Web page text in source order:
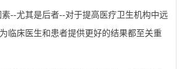
尤其是后者--对于提高医疗卫生机构中远
临床医生和患者提供更好的结果都至关重